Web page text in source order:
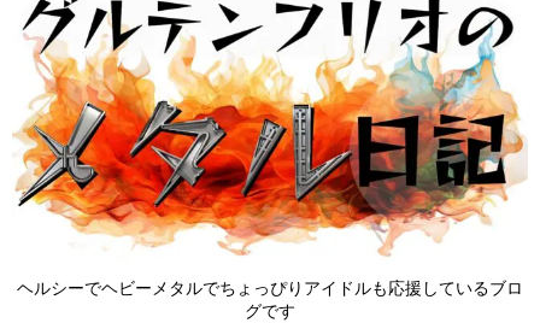
ヘルシーでヘビーメタルでちょっぴりアイドルも応援しているブロ
グです